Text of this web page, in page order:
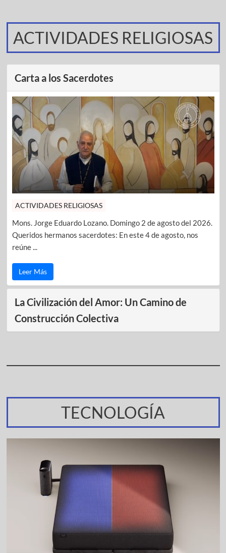
ACTIVIDADES RELIGIOSAS
Carta a los Sacerdotes
ACTIVIDADES RELIGIOSAS
Mons. Jorge Eduardo Lozano. Domingo 2 de agosto del 2026.
Queridos hermanos sacerdotes: En este 4 de agosto, nos
reúne ...
Leer Más
La Civilización del Amor: Un Camino de
Construcción Colectiva
TECNOLOGÍA